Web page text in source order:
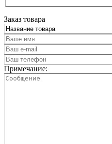
Заказ товара
Примечание: